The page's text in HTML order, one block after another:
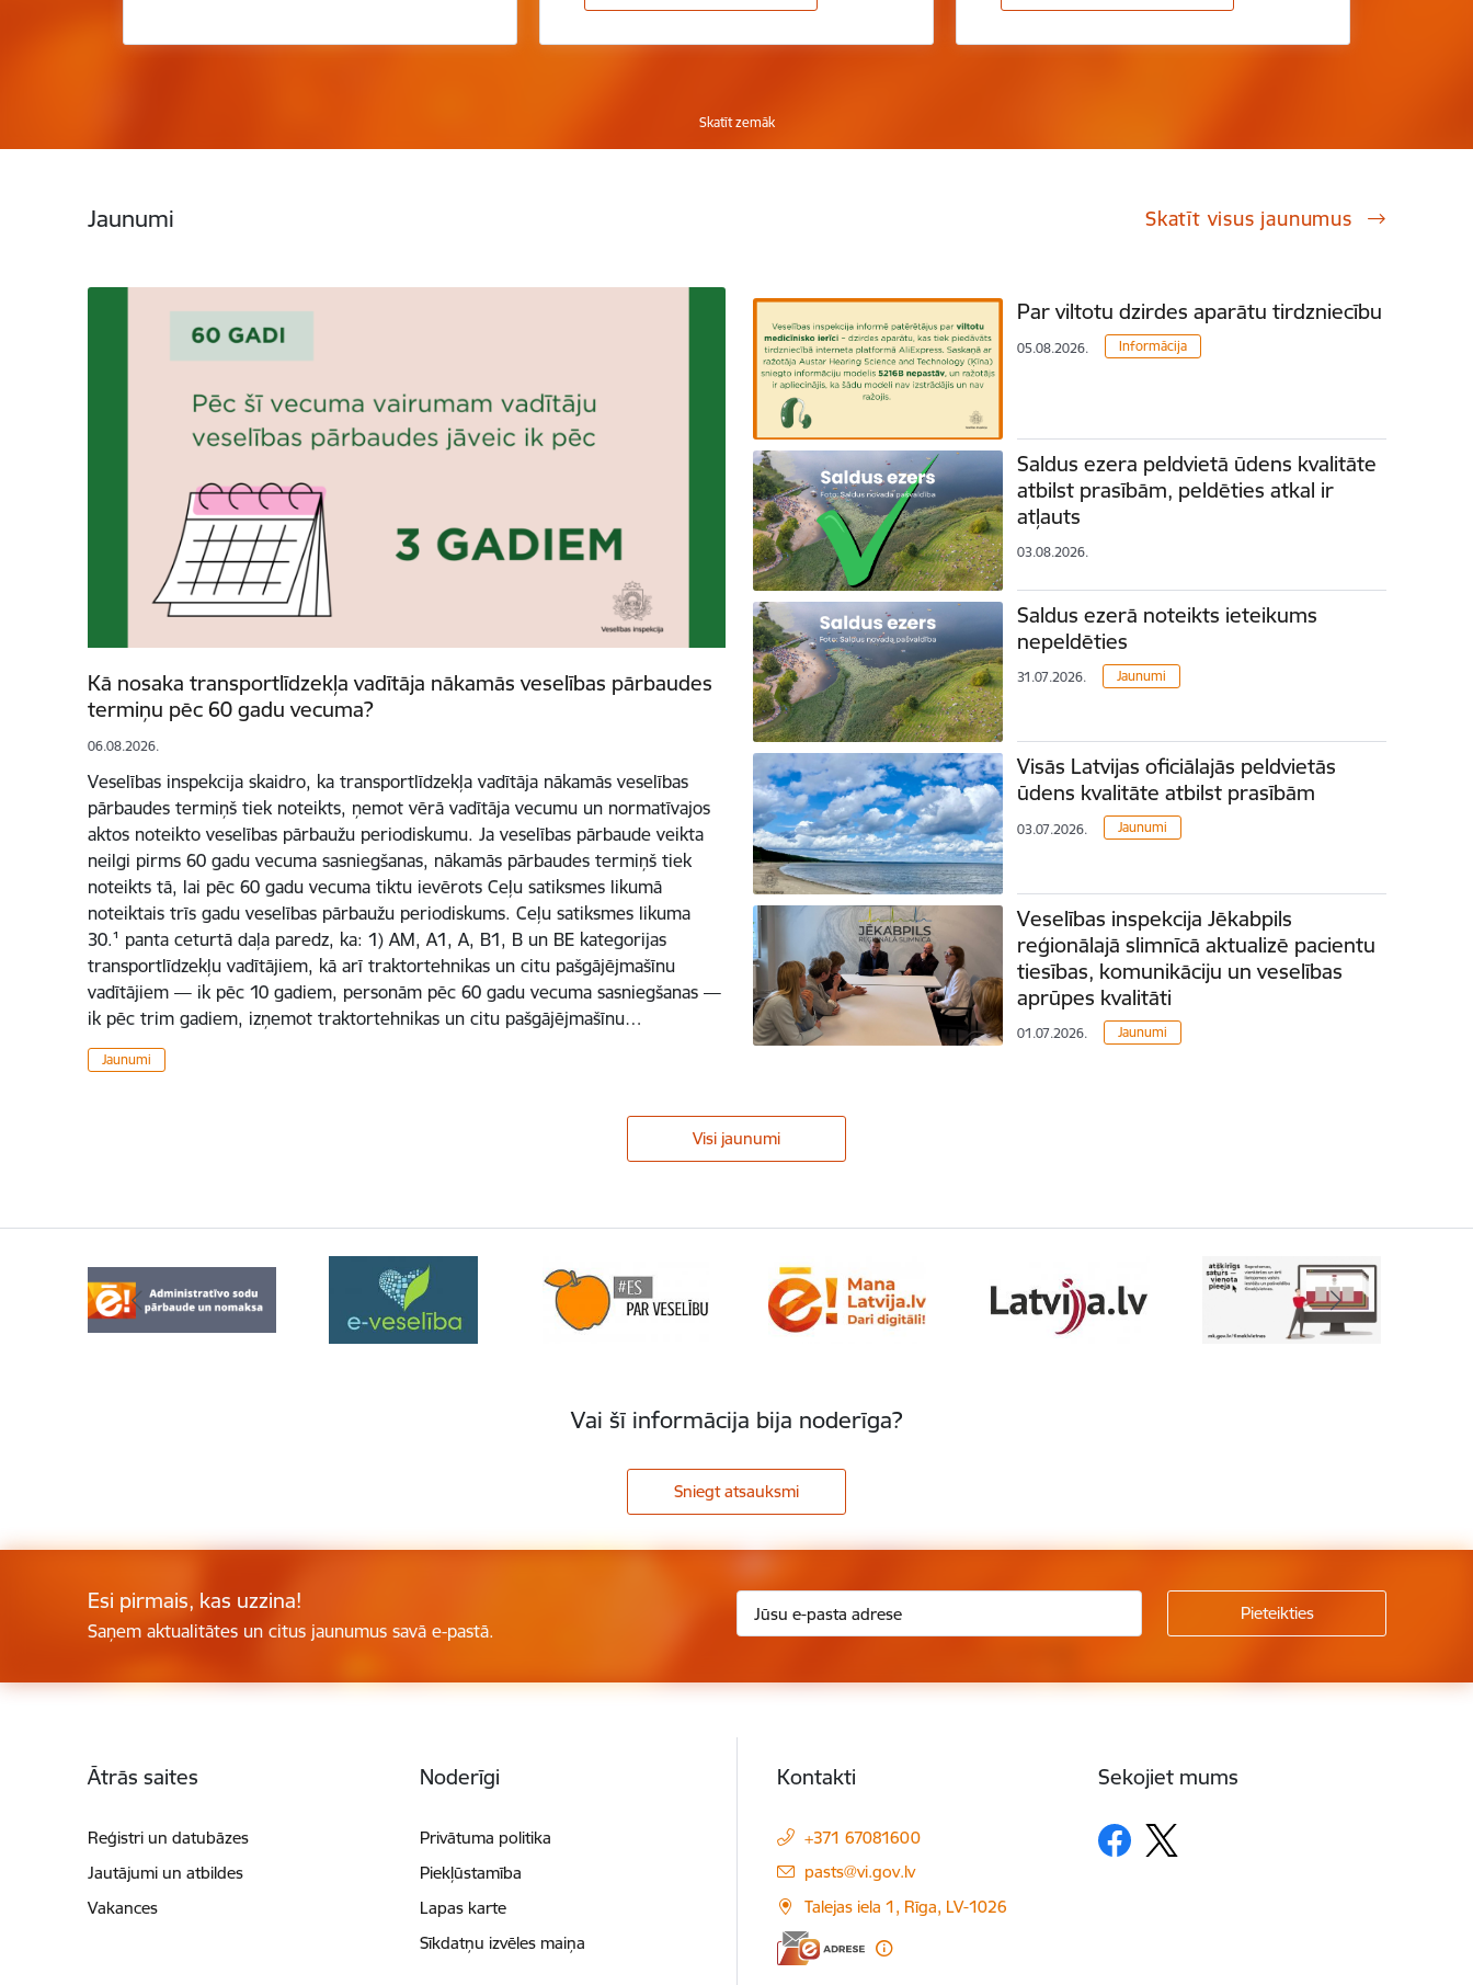
Skatīt zemāk
Jaunumi Skatīt visus jaunumus
Kā nosaka transportlīdzekļa vadītāja nākamās veselības pārbaudes
termiņu pēc 60 gadu vecuma?
06.08.2026.
Veselības inspekcija skaidro, ka transportlīdzekļa vadītāja nākamās veselības
pārbaudes termiņš tiek noteikts, ņemot vērā vadītāja vecumu un normatīvajos
aktos noteikto veselības pārbaužu periodiskumu. Ja veselības pārbaude veikta
neilgi pirms 60 gadu vecuma sasniegšanas, nākamās pārbaudes termiņš tiek
noteikts tā, lai pēc 60 gadu vecuma tiktu ievērots Ceļu satiksmes likumā
noteiktais trīs gadu veselības pārbaužu periodiskums. Ceļu satiksmes likuma
30.¹ panta ceturtā daļa paredz, ka: 1) AM, A1, A, B1, B un BE kategorijas
transportlīdzekļu vadītājiem, kā arī traktortehnikas un citu pašgājējmašīnu
vadītājiem — ik pēc 10 gadiem, personām pēc 60 gadu vecuma sasniegšanas —
ik pēc trim gadiem, izņemot traktortehnikas un citu pašgājējmašīnu…
Jaunumi
Par viltotu dzirdes aparātu tirdzniecību
05.08.2026. Informācija
Saldus ezera peldvietā ūdens kvalitāte
atbilst prasībām, peldēties atkal ir
atļauts
03.08.2026.
Saldus ezerā noteikts ieteikums
nepeldēties
31.07.2026. Jaunumi
Visās Latvijas oficiālajās peldvietās
ūdens kvalitāte atbilst prasībām
03.07.2026. Jaunumi
Veselības inspekcija Jēkabpils
reģionālajā slimnīcā aktualizē pacientu
tiesības, komunikāciju un veselības
aprūpes kvalitāti
01.07.2026. Jaunumi
Visi jaunumi
Vai šī informācija bija noderīga?
Sniegt atsauksmi
Esi pirmais, kas uzzina!
Saņem aktualitātes un citus jaunumus savā e-pastā.
Ātrās saites
Reģistri un datubāzes
Jautājumi un atbildes
Vakances
Noderīgi
Privātuma politika
Piekļūstamība
Lapas karte
Sīkdatņu izvēles maiņa
Kontakti
+371 67081600
E-pasts:
pasts@vi.gov.lv
Talejas iela 1, Rīga, LV-1026
Sekojiet mums